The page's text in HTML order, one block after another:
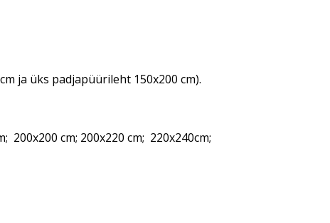
ja üks padjapüürileht 150x200 cm).
200x200 cm; 200x220 cm; 220x240cm;